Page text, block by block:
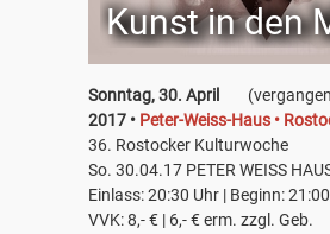
Sonntag, 30. April
2017 • Peter-Weiss-Haus •
36. Rostocker Kulturwoche
So. 30.04.17 PETER WEISS
Einlass: 20:30 Uhr | Beginn:
VVK: 8,- € | 6,- € erm. zzgl. Geb.